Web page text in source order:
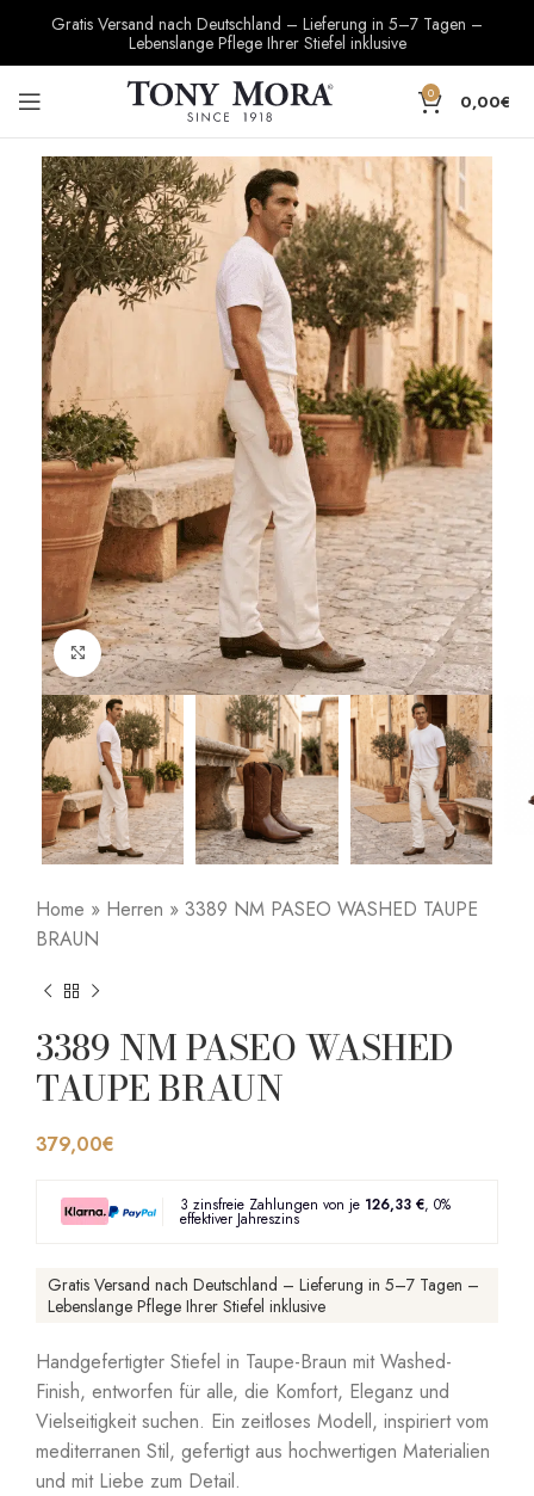
Gratis Versand nach Deutschland – Lieferung in 5–7 Tagen –
Lebenslange Pflege Ihrer Stiefel inklusive
0 0,00€
Click to enlarge
Home » Herren » 3389 NM PASEO WASHED TAUPE
BRAUN
3389 NM PASEO WASHED
TAUPE BRAUN
379,00€
3 zinsfreie Zahlungen von je 126,33 €, 0%
effektiver Jahreszins
Gratis Versand nach Deutschland – Lieferung in 5–7 Tagen –
Lebenslange Pflege Ihrer Stiefel inklusive
Handgefertigter Stiefel in Taupe-Braun mit Washed-
Finish, entworfen für alle, die Komfort, Eleganz und
Vielseitigkeit suchen. Ein zeitloses Modell, inspiriert vom
mediterranen Stil, gefertigt aus hochwertigen Materialien
und mit Liebe zum Detail.